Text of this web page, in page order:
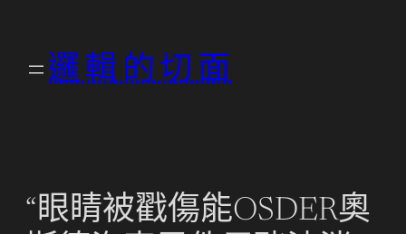
邏輯的切面
“眼睛被戳傷能OSDER奧